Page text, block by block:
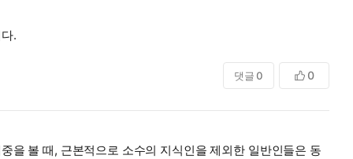
.
댓글 0 0
을 볼 때, 근본적으로 소수의 지식인을 제외한 일반인들은 동